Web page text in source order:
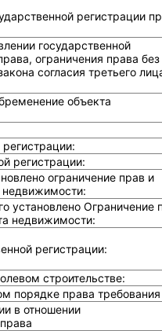
регистрации
государственной
ограничения права без
согласия третьего
объекта
регистрации:
регистрации:
ограничение прав и
недвижимости:
установлено Ограничение
недвижимости:
регистрации:
строительстве:
порядке права требования
в отношении